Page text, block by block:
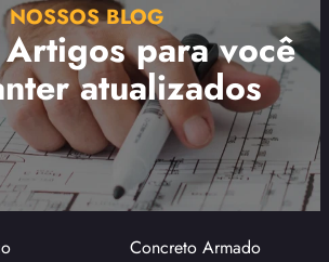
NOSSOS BLOG
para você
atualizados
Concreto Armado